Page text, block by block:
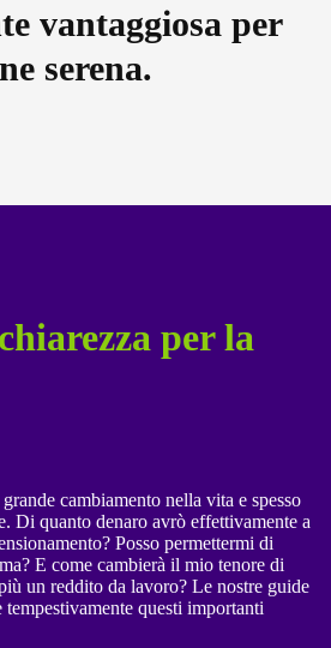
vantaggiosa per
serena.
per la
cambiamento nella vita e spesso
Di quanto denaro avrò effettivamente a
Posso permettermi di
E come cambierà il mio tenore di
un reddito da lavoro? Le nostre guide
questi importanti